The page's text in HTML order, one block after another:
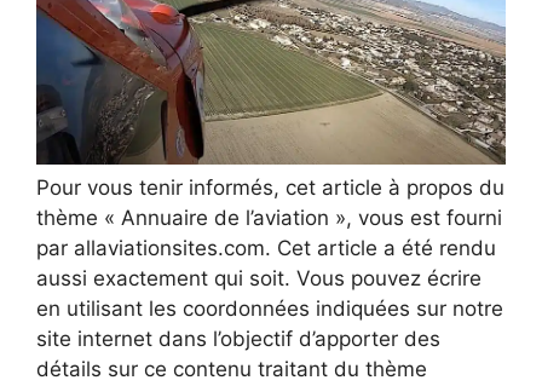
Pour vous tenir informés, cet article à propos du
thème « Annuaire de l’aviation », vous est fourni
par allaviationsites.com. Cet article a été rendu
aussi exactement qui soit. Vous pouvez écrire
en utilisant les coordonnées indiquées sur notre
site internet dans l’objectif d’apporter des
détails sur ce contenu traitant du thème